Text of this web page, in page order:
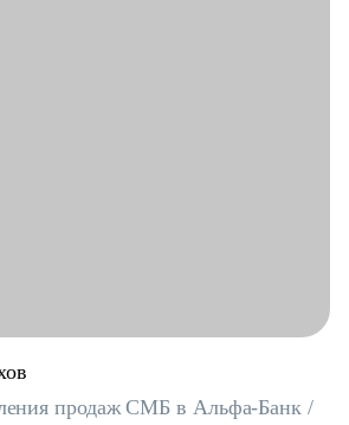
продаж СМБ в Альфа-Банк /